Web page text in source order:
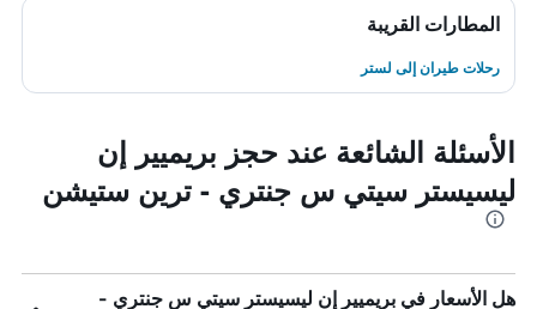
المطارات القريبة
رحلات طيران إلى لستر
الأسئلة الشائعة عند حجز بريميير إن
ليسيستر سيتي س جنتري - ترين ستيشن
هل الأسعار في بريميير إن ليسيستر سيتي س جنتري -